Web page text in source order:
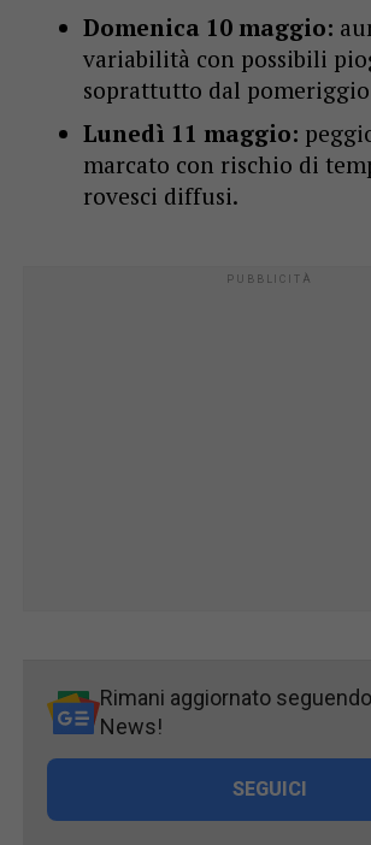
Domenica 10 maggio:
variabilità con possibili
soprattutto dal
Lunedì 11 maggio:
marcato con rischio di
rovesci diffusi.
Rimani aggiornato
News!
SEGUICI